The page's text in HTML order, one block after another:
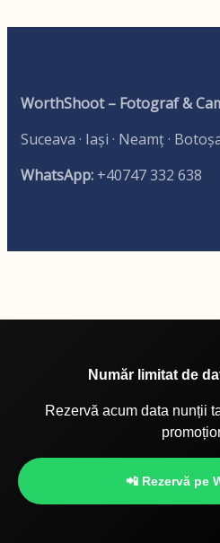
WorthShoot – Fotograf &
Suceava · Iași · Neamț ·
WhatsApp: +40747 332 638
Număr limitat de
Rezervă acum data nunții
📲 Rezervă pe